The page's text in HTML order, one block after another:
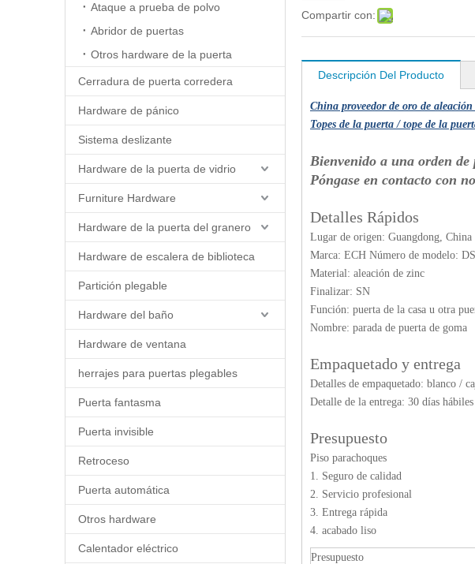
Ataque a prueba de polvo
Abridor de puertas
Otros hardware de la puerta
Cerradura de puerta corredera
Hardware de pánico
Sistema deslizante
Hardware de la puerta de vidrio
Furniture Hardware
Hardware de la puerta del granero
Hardware de escalera de biblioteca
Partición plegable
Hardware del baño
Hardware de ventana
herrajes para puertas plegables
Puerta fantasma
Puerta invisible
Retroceso
Puerta automática
Otros hardware
Calentador eléctrico
Compartir con:
Descripción Del Producto
China proveedor de oro de
Topes de la puerta / tope de la
Bienvenido a una orden de
Póngase en contacto con
Detalles Rápidos
Lugar de origen: Guangdong,
Marca: ECH Número de modelo:
Material: aleación de zinc
Finalizar: SN
Función: puerta de la casa u otra
Nombre: parada de puerta de goma
Empaquetado y entrega
Detalles de empaquetado: blanco /
Detalle de la entrega: 30 días hábiles
Presupuesto
Piso parachoques
1. Seguro de calidad
2. Servicio profesional
3. Entrega rápida
4. acabado liso
Presupuesto